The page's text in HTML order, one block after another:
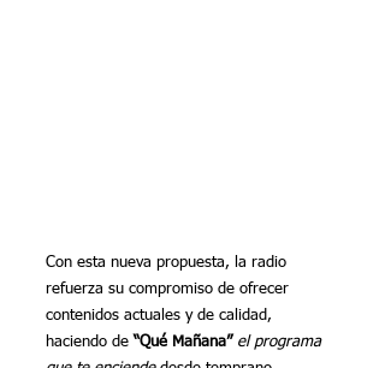
Con esta nueva propuesta, la radio
refuerza su compromiso de ofrecer
contenidos actuales y de calidad,
haciendo de “Qué Mañana” el programa